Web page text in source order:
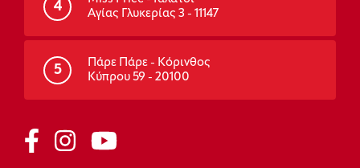
4
Αγίας Γλυκερίας 3 - 11147
5
Πάρε Πάρε - Κόρινθος
Κύπρου 59 - 20100